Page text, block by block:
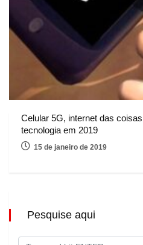
Celular 5G, internet das
tecnologia em 2019
15 de janeiro de 2019
Pesquise aqui